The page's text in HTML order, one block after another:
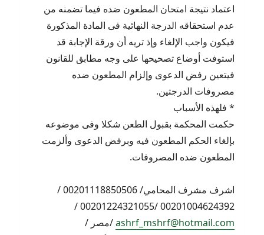
اعتماد نتيجة امتحان المطعون ضده فيما تضمنه من
عدم استحقاقه الدرجة النهائية فى المادة المذكورة
فيكون واجب الإلغاء وإذ تريه أن ورقة الإجابة قد
استوفت أوضاع تصحيحها على وجه مطابق للقانون
فيتعين رفض الدعوى وإلزام المطعون ضده
مصروفات الدرجتين.
* فلهذه الأسباب
حكمت المحكمة بقبول الطعن شكلا وفى موضوعه
بإلغاء الحكم المطعون فيه وبرفض الدعوى وألزمت
المطعون ضده المصروفات.
اشرف مشرف المحامي/ 00201118850506 /
00201004624392 /00201224321055 /
ashrf_mshrf@hotmail.com/مصر /